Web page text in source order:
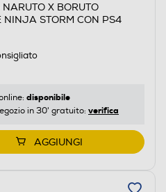
X BORUTO
NINJA STORM CON PS4
disponibile
in 30' gratuito: verifica
AGGIUNGI